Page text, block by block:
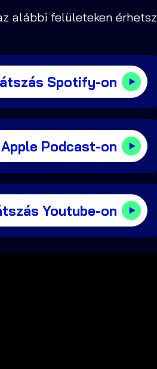
alábbi felületeken érhetsz
Spotify-on
Podcast-on
Youtube-on